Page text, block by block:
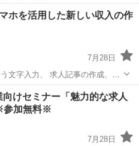
いただきます。 ・未経験の
量に応じて報 酬アップが見込めま
り方
ホを活用した新しい収入の作
7月28日
いただきます。 ・未経験の
量に応じて報 酬アップが見込めま
けセミナー「魅力的な求人
参加無料※
7月28日